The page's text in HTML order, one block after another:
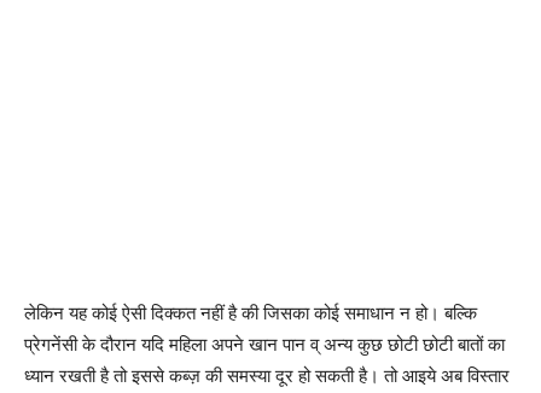
लेकिन यह कोई ऐसी दिक्कत नहीं है की जिसका कोई समाधान न हो। बल्कि
प्रेगनेंसी के दौरान यदि महिला अपने खान पान व् अन्य कुछ छोटी छोटी बातों का
ध्यान रखती है तो इससे कब्ज़ की समस्या दूर हो सकती है। तो आइये अब विस्तार